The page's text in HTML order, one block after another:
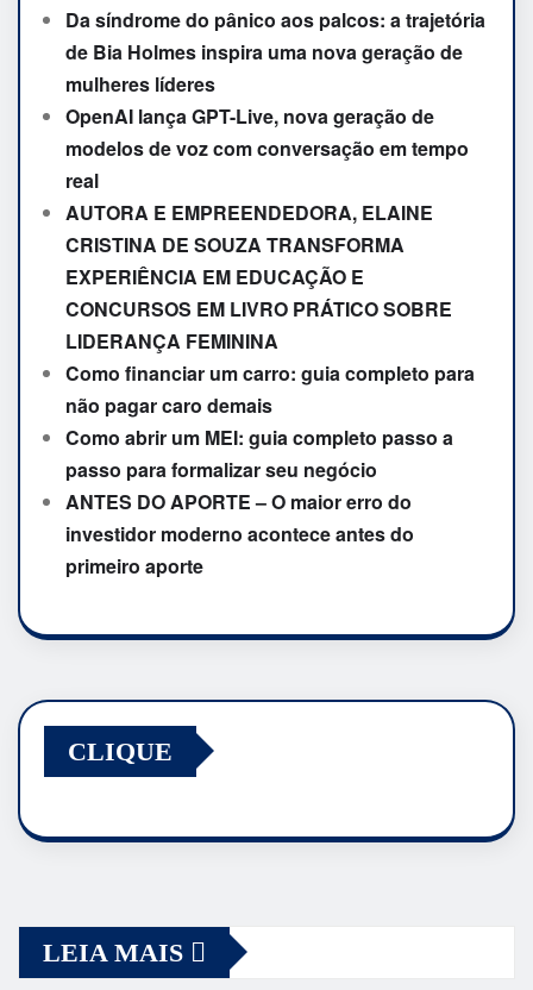
Da síndrome do pânico aos palcos: a trajetória
de Bia Holmes inspira uma nova geração de
mulheres líderes
OpenAI lança GPT-Live, nova geração de
modelos de voz com conversação em tempo
real
AUTORA E EMPREENDEDORA, ELAINE
CRISTINA DE SOUZA TRANSFORMA
EXPERIÊNCIA EM EDUCAÇÃO E
CONCURSOS EM LIVRO PRÁTICO SOBRE
LIDERANÇA FEMININA
Como financiar um carro: guia completo para
não pagar caro demais
Como abrir um MEI: guia completo passo a
passo para formalizar seu negócio
ANTES DO APORTE – O maior erro do
investidor moderno acontece antes do
primeiro aporte
CLIQUE
LEIA MAIS